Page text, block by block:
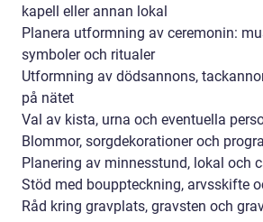
kapell eller annan lokal
Planera utformning av ceremonin:
symboler och ritualer
Utformning av dödsannons,
på nätet
Val av kista, urna och eventuella
Blommor, sorgdekorationer och
Planering av minnesstund, lokal och
Stöd med bouppteckning, arvsskifte
Råd kring gravplats, gravsten och